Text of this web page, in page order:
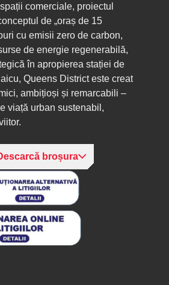
comerciale, proiectul
de „oraș de 15
cu emisii zero de carbon,
de energie regenerabilă,
în apropierea stației de
Queens District este creat
ambițioși și remarcabili –
viață urban sustenabil,
broșura